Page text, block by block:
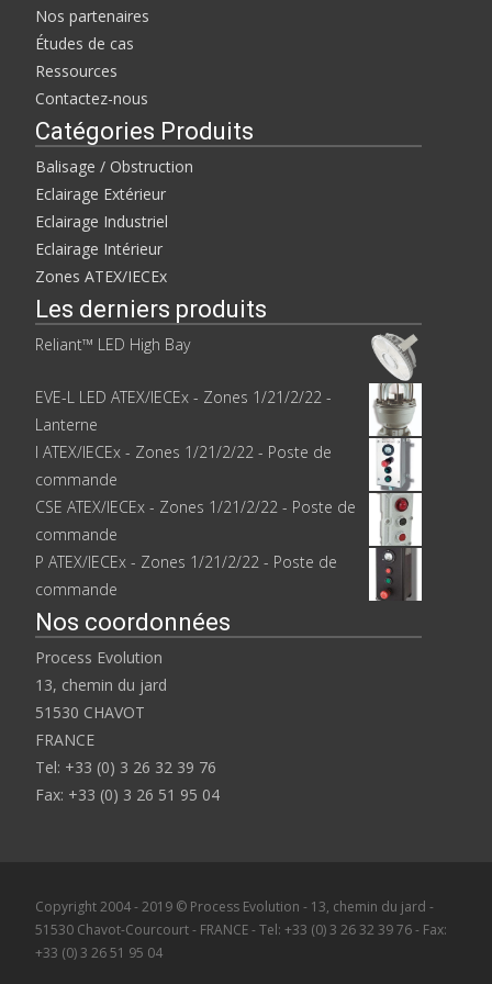
a
n
s
u
n
e
n
o
u
v
e
l
f
n
t
e
d
a
n
s
e
n
o
u
v
l
e
e
ê
r
)
Nos partenaires
Études de cas
Ressources
Contactez-nous
Catégories Produits
Balisage / Obstruction
Eclairage Extérieur
Eclairage Industriel
Eclairage Intérieur
Zones ATEX/IECEx
Les derniers produits
Reliant™ LED High Bay
EVE-L LED ATEX/IECEx - Zones 1/21/2/22 -
Lanterne
I ATEX/IECEx - Zones 1/21/2/22 - Poste de
commande
CSE ATEX/IECEx - Zones 1/21/2/22 - Poste de
commande
P ATEX/IECEx - Zones 1/21/2/22 - Poste de
commande
Nos coordonnées
Process Evolution
13, chemin du jard
51530 CHAVOT
FRANCE
Tel: +33 (0) 3 26 32 39 76
Fax: +33 (0) 3 26 51 95 04
Copyright 2004 - 2019 © Process Evolution - 13, chemin du jard -
51530 Chavot-Courcourt - FRANCE - Tel: +33 (0) 3 26 32 39 76 - Fax:
+33 (0) 3 26 51 95 04